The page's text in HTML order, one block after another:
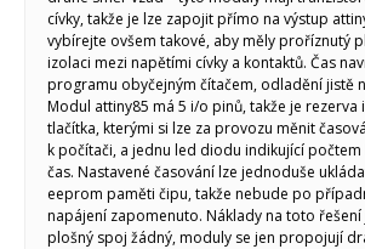
cívky, takže je lze zapojit přímo na výstup
vybírejte ovšem takové, aby měly proříznutý
izolaci mezi napětími cívky a kontaktů. Čas
programu obyčejným čítačem, odladění jistě
Modul attiny85 má 5 i/o pinů, takže je
tlačítka, kterými si lze za provozu měnit
k počítači, a jednu led diodu indikující
čas. Nastavené časování lze jednoduše
eeprom paměti čipu, takže nebude po
napájení zapomenuto. Náklady na toto
plošný spoj žádný, moduly se jen propojují